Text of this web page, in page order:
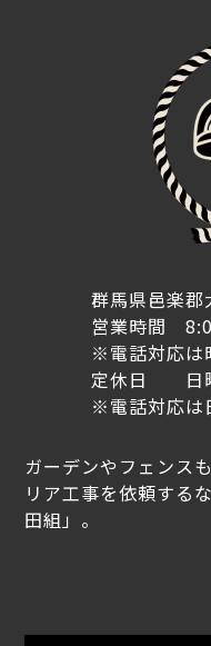
群馬県邑楽
営業時間
※電話対応は
定休日 日
※電話対応は
ガーデンやフェンス
リア工事を依頼する
田組」。